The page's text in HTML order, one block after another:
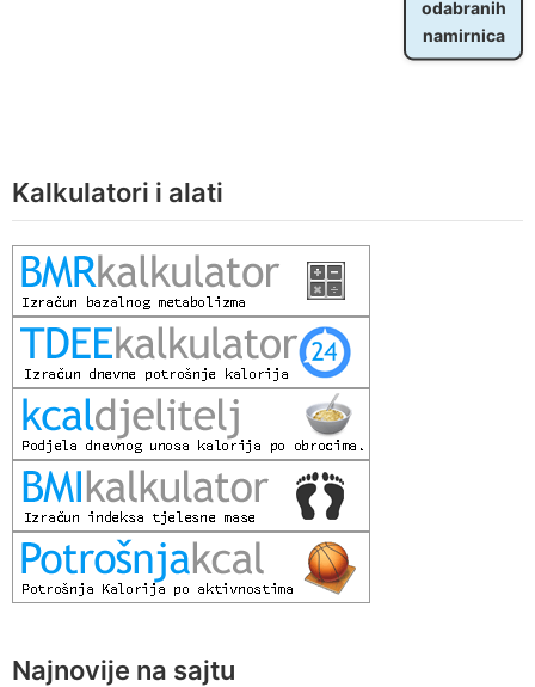
Kalkulatori i alati
Najnovije na sajtu
odabranih
namirnica